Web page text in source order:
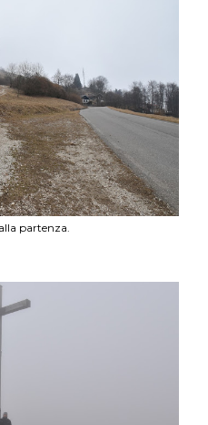
partenza.